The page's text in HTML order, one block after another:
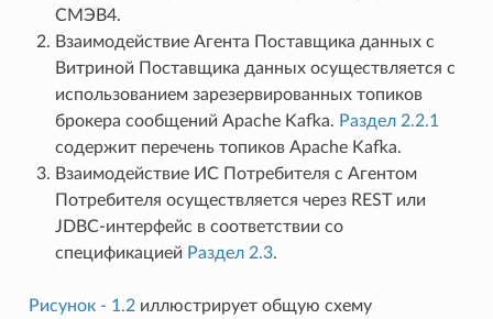
СМЭВ4.
Взаимодействие Агента Поставщика данных с
Витриной Поставщика данных осуществляется с
использованием зарезервированных топиков
брокера сообщений Apache Kafka. Раздел 2.2.1
содержит перечень топиков Apache Kafka.
Взаимодействие ИС Потребителя с Агентом
Потребителя осуществляется через REST или
JDBC-интерфейс в соответствии со
спецификацией Раздел 2.3.
Рисунок - 1.2иллюстрирует общую схему